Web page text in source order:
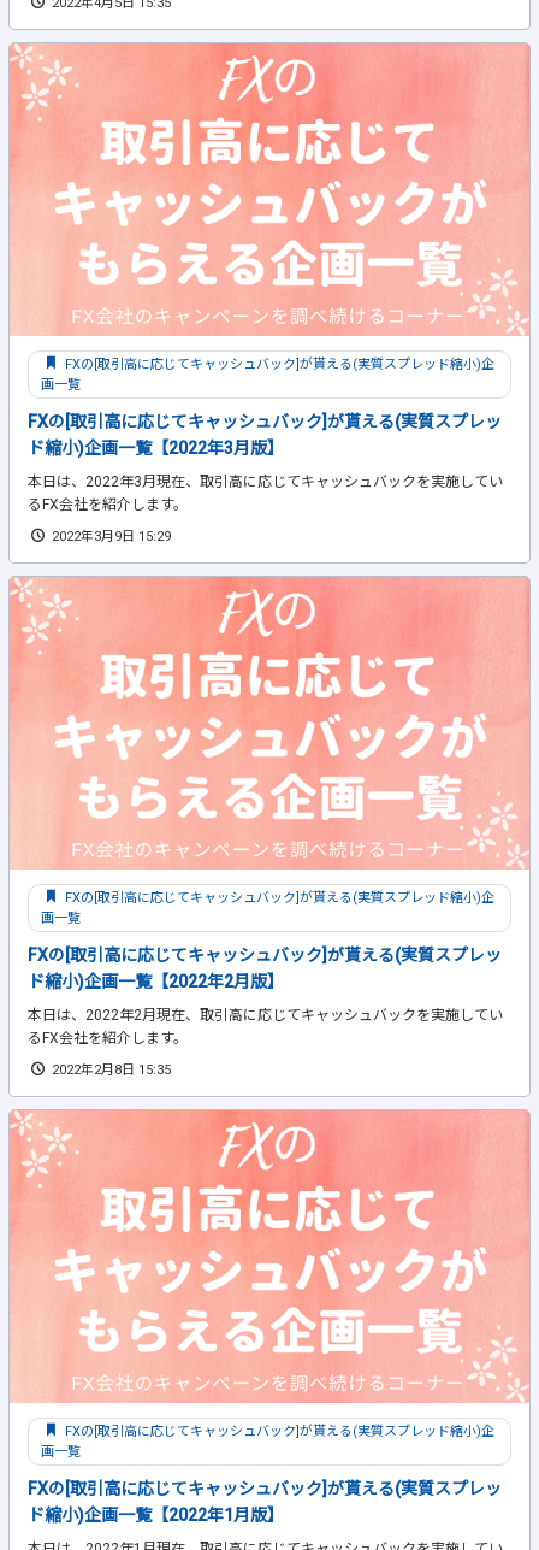
FXの[取引高に応じてキャッシュバック]が貰える(実質スプレッド縮小)企
画一覧
FXの[取引高に応じてキャッシュバック]が貰える(実質スプレッ
ド縮小)企画一覧【2022年3月版】
本日は、2022年3月現在、取引高に応じてキャッシュバックを実施してい
るFX会社を紹介します。
2022年3月9日 15:29
FXの[取引高に応じてキャッシュバック]が貰える(実質スプレッド縮小)企
画一覧
FXの[取引高に応じてキャッシュバック]が貰える(実質スプレッ
ド縮小)企画一覧【2022年2月版】
本日は、2022年2月現在、取引高に応じてキャッシュバックを実施してい
るFX会社を紹介します。
2022年2月8日 15:35
FXの[取引高に応じてキャッシュバック]が貰える(実質スプレッド縮小)企
画一覧
FXの[取引高に応じてキャッシュバック]が貰える(実質スプレッ
ド縮小)企画一覧【2022年1月版】